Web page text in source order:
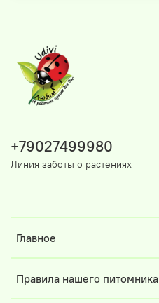
Главное
Правила нашего питомника
+79027499980
Линия заботы о растениях